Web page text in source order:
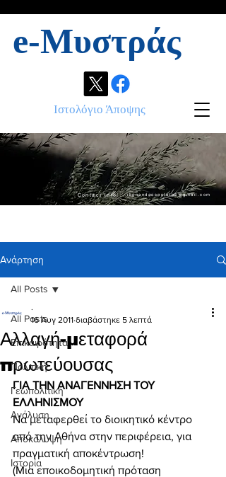
e-Μυστράς
Ιστολόγιο Άποψης
Contact info: ikonandassociates@gmail.com
Ανάρτηση
All Posts
Επικαιρότητα
Πολιτική
Γεωπολιτική
Ανάλυση
Αποκάλυψη
Ιστορία
All Posts
Αλλαγή-μεταφορά
πρωτεύουσας
.
16 Αυγ 2011 διαβάστηκε 5 λεπτά
ΓΙΑ ΤΗΝ ΑΝΑΓΕΝΝΗΣΗ ΤΟΥ
ΕΛΛΗΝΙΣΜΟΥ
Να μεταφερθεί το διοικητικό κέντρο
από την Αθήνα στην περιφέρεια, για
πραγματική αποκέντρωση!
(Μια εποικοδομητική πρόταση